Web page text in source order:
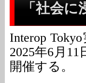
「社会
Interop
2025年6月11
開催する。